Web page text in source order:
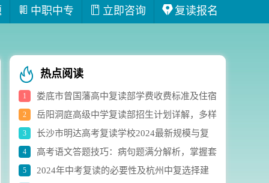
中职中专 立即咨询 复读报名
热点阅读
1
娄底市曾国藩高中复读部学费收费标准及住宿
费用详解
2
岳阳洞庭高级中学复读部招生计划详解，多样
化选科组合助力学生成长
3
长沙市明达高考复读学校2024最新规模与复
读生人数实时统计
4
高考语文答题技巧：病句题满分解析，掌握套
路轻松应对
5
2024年中考复读的必要性及杭州中复选择建